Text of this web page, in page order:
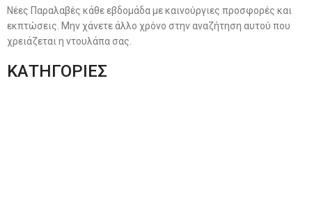
Νέες Παραλαβές κάθε εβδομάδα με καινούργιες προσφορές και
εκπτώσεις. Μην χάνετε άλλο χρόνο στην αναζήτηση αυτού που
χρειάζεται η ντουλάπα σας.
ΚΑΤΗΓΟΡΙΕΣ